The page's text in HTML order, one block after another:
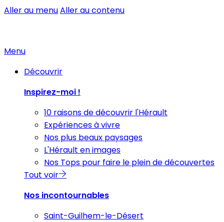
Aller au menuAller au contenu
Menu
Découvrir
Inspirez-moi !
10 raisons de découvrir l'Hérault
Expériences à vivre
Nos plus beaux paysages
L'Hérault en images
Nos Tops pour faire le plein de découvertes
Tout voir
Nos incontournables
Saint-Guilhem-le-Désert